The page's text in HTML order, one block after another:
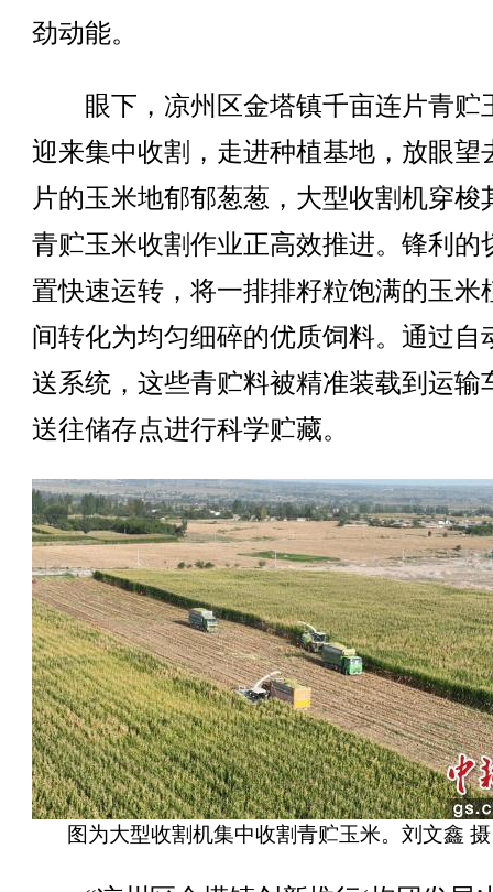
劲动能。
眼下，凉州区金塔镇千亩连片青贮
迎来集中收割，走进种植基地，放眼望
片的玉米地郁郁葱葱，大型收割机穿梭
青贮玉米收割作业正高效推进。锋利的
置快速运转，将一排排籽粒饱满的玉米
间转化为均匀细碎的优质饲料。通过自
送系统，这些青贮料被精准装载到运输
送往储存点进行科学贮藏。
图为大型收割机集中收割青贮玉米。刘文鑫 摄